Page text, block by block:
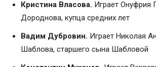
Кристина Власова. Играет Онуфрия
Дороднова, купца средних лет
Вадим Дубровин. Играет Николая
Шаблова, старшего сына Шабловой